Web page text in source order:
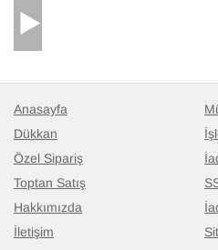
55 cm x 93 cm
9.064
Anasayfa
Dükkan
Özel Sipariş
Toptan Satış
Hakkımızda
İletişim